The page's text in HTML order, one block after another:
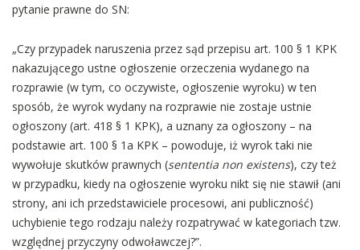
pytanie prawne do SN:
„Czy przypadek naruszenia przez sąd przepisu art. 100 § 1 KPK
nakazującego ustne ogłoszenie orzeczenia wydanego na
rozprawie (w tym, co oczywiste, ogłoszenie wyroku) w ten
sposób, że wyrok wydany na rozprawie nie zostaje ustnie
ogłoszony (art. 418 § 1 KPK), a uznany za ogłoszony – na
podstawie art. 100 § 1a KPK – powoduje, iż wyrok taki nie
wywołuje skutków prawnych (sententia non existens), czy też
w przypadku, kiedy na ogłoszenie wyroku nikt się nie stawił (ani
strony, ani ich przedstawiciele procesowi, ani publiczność)
uchybienie tego rodzaju należy rozpatrywać w kategoriach tzw.
względnej przyczyny odwoławczej?”.